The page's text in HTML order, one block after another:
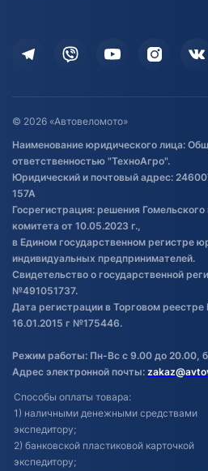
Дополнительные услуги
Оставить отзыв
Договор публичной оферты
Обработка файлов cookie
Постановка транспорта на учет
Обновления в ЭПТС 2024
© 2026 «Автовеломото»
Наименование юридического лица:
ответственностью "ТехноАгро".
Юридический и почтовый адрес:
157А
Госрегистрация: решения
комитета от 10.05.2023 г.,
в Едином государственном регистре
индивидуальных предпринимателей.
Свидетельство о государственной
№491051737.
Дата регистрации в Торговом реестре
16.01.2015 г №175446.
Режим работы: Пн-Вс с 9.00 до 20.00,
Адрес электронной почты:
Способы оплаты товара:
1) наличными денежными средствами
экспедитору;
2) банковской пластиковой карточкой
экспедитору;